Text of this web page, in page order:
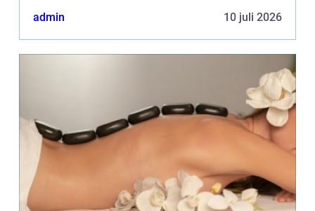
admin 10 juli 2026